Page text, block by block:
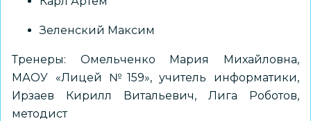
Зеленский Максим
Тренеры: Омельченко Мария Михайловна,
МАОУ «Лицей №159», учитель информатики,
Ирзаев Кирилл Витальевич, Лига Роботов,
методист